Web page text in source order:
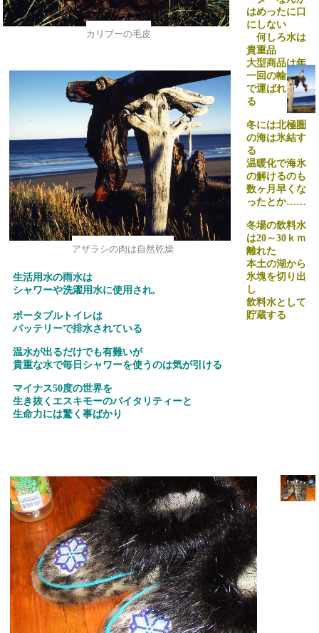
アザラシの肉は自然乾燥
カリブーの毛皮
生活用水の雨水は
シャワーや洗濯用水に使用され,
ポータブルトイレは
バッテリーで排水されている
温水が出るだけでも有難いが
貴重な水で毎日シャワーを使うのは気が引ける
マイナス50度の世界を
生き抜くエスキモーのバイタリティーと
生命力には驚く事ばかり
はめったに口
にしない
何しろ水は
貴重品
大型商品は年
一回の輸送船
で運ばれてく
る
冬には北極圏
の海は氷結す
る
温暖化で海氷
の解けるのも
数ヶ月早くな
ったとか……
冬場の飲料水
は20 ～30 ｋｍ
離れた
本土の湖から
氷塊を切り出
し
飲料水として
貯蔵する